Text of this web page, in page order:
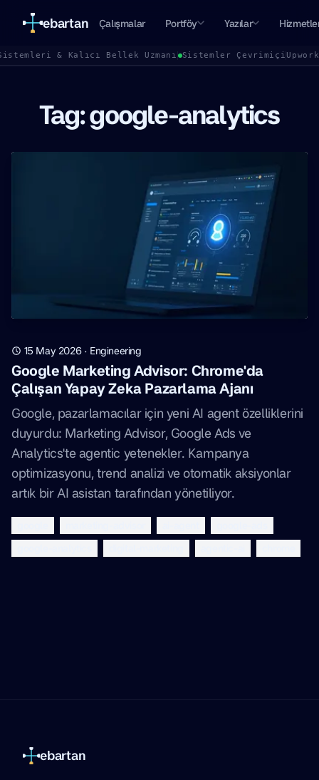
ebartan Çalışmalar Portföy Yazılar
& Kalıcı Bellek Uzmanı Sistemler Çevrimiçi
Tag: google-analytics
15 May 2026· Engineering
Google Marketing Advisor: Chrome'da
Çalışan Yapay Zeka Pazarlama Ajanı
Google, pazarlamacılar için yeni AI agent özelliklerini
duyurdu: Marketing Advisor, Google Ads ve
Analytics'te agentic yetenekler. Kampanya
optimizasyonu, trend analizi ve otomatik aksiyonlar
artık bir AI asistan tarafından yönetiliyor.
ebartan